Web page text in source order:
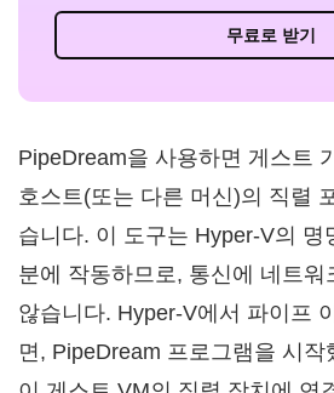
무료로 받기
PipeDream을 사용하면 게스트
호스트(또는 다른 머신)의 직렬
습니다. 이 도구는 Hyper-V의 명
분에 작동하므로, 통신에 네트워
않습니다. Hyper-V에서 파이프
면, PipeDream 프로그램을 시작